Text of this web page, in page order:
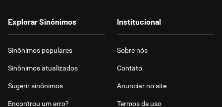
Explorar Sinônimos
Sinônimos populares
Sinônimos atualizados
Sugerir sinônimos
Encontrou um erro?
Institucional
Sobre nós
Contato
Anunciar no site
Termos de uso